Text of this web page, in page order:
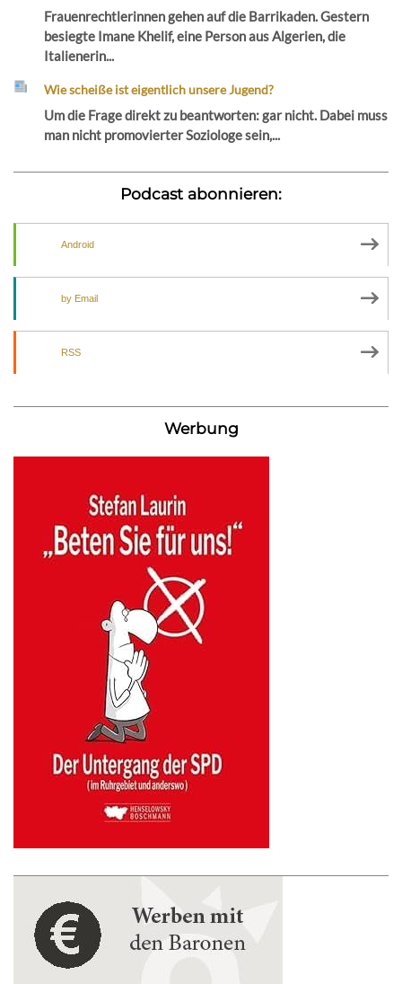
Frauenrechtlerinnen gehen auf die Barrikaden. Gestern
besiegte Imane Khelif, eine Person aus Algerien, die
Italienerin...
Wie scheiße ist eigentlich unsere Jugend?
Um die Frage direkt zu beantworten: gar nicht. Dabei muss
man nicht promovierter Soziologe sein,...
Podcast abonnieren:
Android
by Email
RSS
Werbung